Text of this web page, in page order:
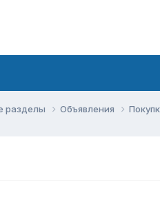
разделы Объявления